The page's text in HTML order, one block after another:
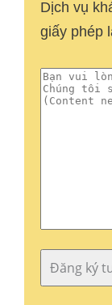
Dịch vụ
giấy phép